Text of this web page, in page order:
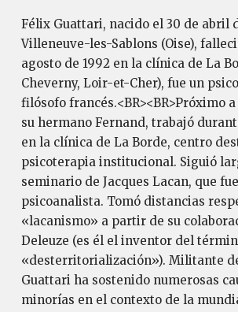
Félix Guattari, nacido el 30 de abril
Villeneuve-les-Sablons (Oise),
agosto de 1992 en la clínica de La
Cheverny, Loir-et-Cher), fue un
filósofo francés.<BR><BR>Próximo
su hermano Fernand, trabajó
en la clínica de La Borde, centro
psicoterapia institucional. Siguió
seminario de Jacques Lacan, que
psicoanalista. Tomó distancias
«lacanismo» a partir de su
Deleuze (es él el inventor del
«desterritorialización»). Militante
Guattari ha sostenido numerosas
minorías en el contexto de la